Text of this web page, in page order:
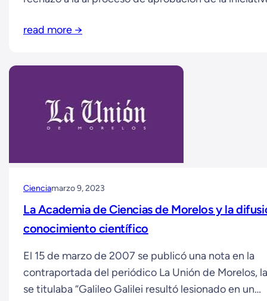
los diversos actores políticos y sociales actuasen de
read more →
Cienciamarzo 9, 2023
La Academia de Ciencias de Morelos y la
conocimiento científico
El 15 de marzo de 2007 se publicó una nota en la
contraportada del periódico La Unión de Morelos,
se titulaba “Galileo Galilei resultó lesionado en un